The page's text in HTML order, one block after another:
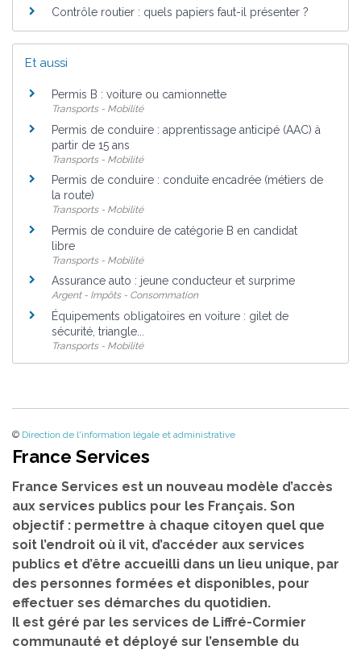
Contrôle routier : quels papiers faut-il présenter ?
Et aussi
Permis B : voiture ou camionnette
Transports - Mobilité
Permis de conduire : apprentissage anticipé (AAC) à
partir de 15 ans
Transports - Mobilité
Permis de conduire : conduite encadrée (métiers de
la route)
Transports - Mobilité
Permis de conduire de catégorie B en candidat
libre
Transports - Mobilité
Assurance auto : jeune conducteur et surprime
Argent - Impôts - Consommation
Équipements obligatoires en voiture : gilet de
sécurité, triangle...
Transports - Mobilité
© Direction de l'information légale et administrative
France Services
France Services est un nouveau modèle d’accès
aux services publics pour les Français. Son
objectif : permettre à chaque citoyen quel que
soit l’endroit où il vit, d’accéder aux services
publics et d’être accueilli dans un lieu unique, par
des personnes formées et disponibles, pour
effectuer ses démarches du quotidien.
Il est géré par les services de Liffré-Cormier
communauté et déployé sur l’ensemble du